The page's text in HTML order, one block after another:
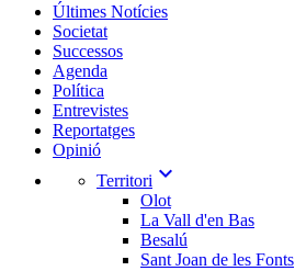
Últimes Notícies
Societat
Successos
Agenda
Política
Entrevistes
Reportatges
Opinió
Territori expand_more
Olot
La Vall d'en Bas
Besalú
Sant Joan de les Fonts